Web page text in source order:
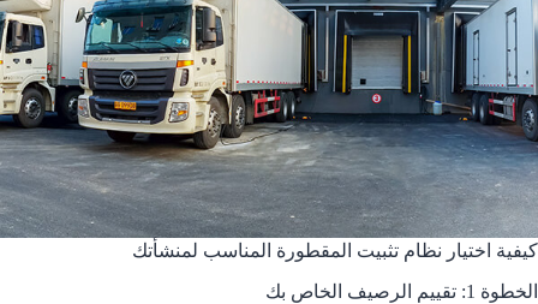
كيفية اختيار نظام تثبيت المقطورة المناسب لمنشأتك
الخطوة 1: تقييم الرصيف الخاص بك